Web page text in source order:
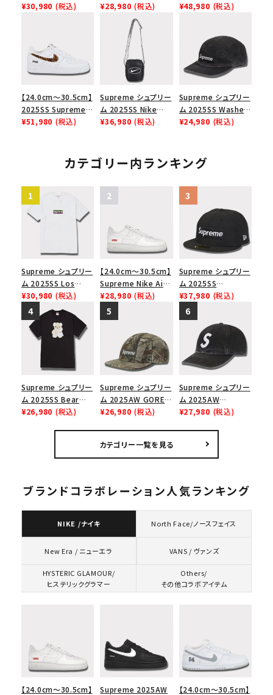
Angeles Fire Relief
スロゴTシャツ ホワ
イト 白
¥30,980 (税込)
Force 1 Low シュプ
リーム ナイキエアフォ
ース１スニーカー シ
ューズ ホワイト
¥28,980 (税込)
Backpack バックパッ
¥48,980 (税込)
【24.0cm～30.5cm】
2025SS Supreme
GOODENOUGH
ムグッドイナフ ナイキ
エアフォース１スニー
¥51,980 (税込)
Supreme シュプリー
ム 2025SS Nike
Leather Shoulder
ク 黒
¥36,980 (税込)
Supreme シュプリー
ム 2025SS Washed
Chino Twill Camp
ブラック 黒
¥24,980 (税込)
カテゴリー内ランキング
Supreme シュプリー
ム 2025SS Los
Angeles Fire Relief
Box Logo Tee ファ
イヤーリリーフボック
スロゴTシャツ ホワ
イト 白
¥30,980 (税込)
【24.0cm～30.5cm】
Supreme Nike Air
Force 1 Low シュプ
リーム ナイキエアフォ
ース１スニーカー シ
ューズ ホワイト
¥28,980 (税込)
Supreme シュプリー
ム 2025SS
Championship Box
Logo New Era Cap
チャンピオンシップボ
ックスロゴニューエラ
キャップ ブラック 黒
¥37,980 (税込)
Supreme シュプリー
ム 2025SS Bear
Tee ベア Tシャツ ブ
¥26,980 (税込)
Supreme シュプリー
ム 2025AW GORE-
TEX Zip Pocket
キャンプ キャップ リ
アルツリーAPカモ
¥26,980 (税込)
Supreme シュプリー
ム 2025AW
Pigment Coated
トコーテッド 2トーン
エスロゴ 6パネルキャ
¥27,980 (税込)
カテゴリー一覧を見る
ブランドコラボレーション人気ランキング
NIKE /ナイキ North Face/ノースフェイス
New Era / ニューエラ VANS / ヴァンズ
HYSTERIC GLAMOUR/
ヒステリックグラマー
Others/
その他コラボアイテム
【24.0cm～30.5cm】
Supreme 2025AW
【24.0cm～30.5cm】